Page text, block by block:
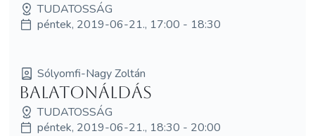
TUDATOSSÁG
péntek, 2019-06-21., 17:00 - 18:30
Sólyomfi-Nagy Zoltán
Balatonáldás
TUDATOSSÁG
péntek, 2019-06-21., 18:30 - 20:00